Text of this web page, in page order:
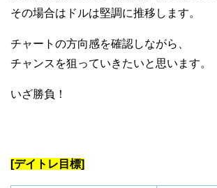
その場合はドルは堅調に推移します。
チャートの方向感を確認しながら、
チャンスを狙っていきたいと思います。
いざ勝負！
[デイトレ目標]